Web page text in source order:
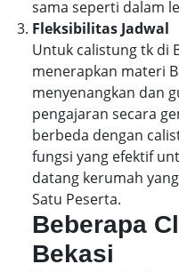
sama seperti dalam
Fleksibilitas Jadwal
Untuk calistung tk di
menerapkan materi
menyenangkan dan
pengajaran secara
berbeda dengan
fungsi yang efektif
datang kerumah
Satu Peserta.
Beberapa
Bekasi